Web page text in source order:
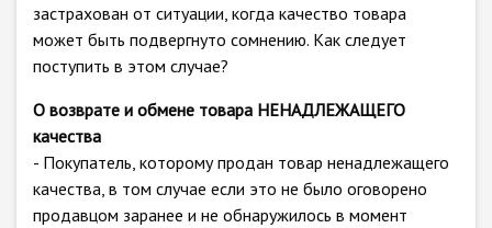
застрахован от ситуации, когда качество товара
может быть подвергнуто сомнению. Как следует
поступить в этом случае?
О возврате и обмене товара НЕНАДЛЕЖАЩЕГО
качества
- Покупатель, которому продан товар ненадлежащего
качества, в том случае если это не было оговорено
продавцом заранее и не обнаружилось в момент